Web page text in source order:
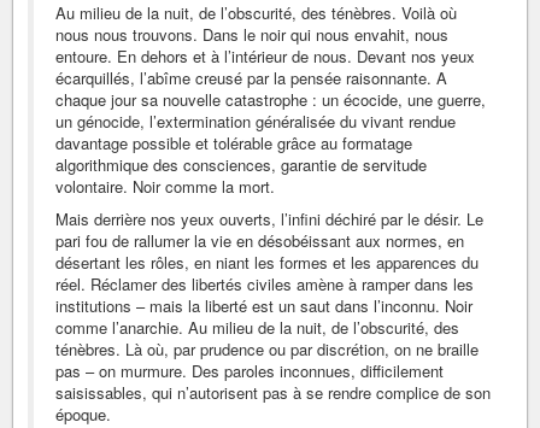
Au milieu de la nuit, de l’obscurité, des ténèbres. Voilà où
nous nous trouvons. Dans le noir qui nous envahit, nous
entoure. En dehors et à l’intérieur de nous. Devant nos yeux
écarquillés, l’abîme creusé par la pensée raisonnante. A
chaque jour sa nouvelle catastrophe : un écocide, une guerre,
un génocide, l’extermination généralisée du vivant rendue
davantage possible et tolérable grâce au formatage
algorithmique des consciences, garantie de servitude
volontaire. Noir comme la mort.
Mais derrière nos yeux ouverts, l’infini déchiré par le désir. Le
pari fou de rallumer la vie en désobéissant aux normes, en
désertant les rôles, en niant les formes et les apparences du
réel. Réclamer des libertés civiles amène à ramper dans les
institutions – mais la liberté est un saut dans l’inconnu. Noir
comme l’anarchie. Au milieu de la nuit, de l’obscurité, des
ténèbres. Là où, par prudence ou par discrétion, on ne braille
pas – on murmure. Des paroles inconnues, difficilement
saisissables, qui n’autorisent pas à se rendre complice de son
époque.